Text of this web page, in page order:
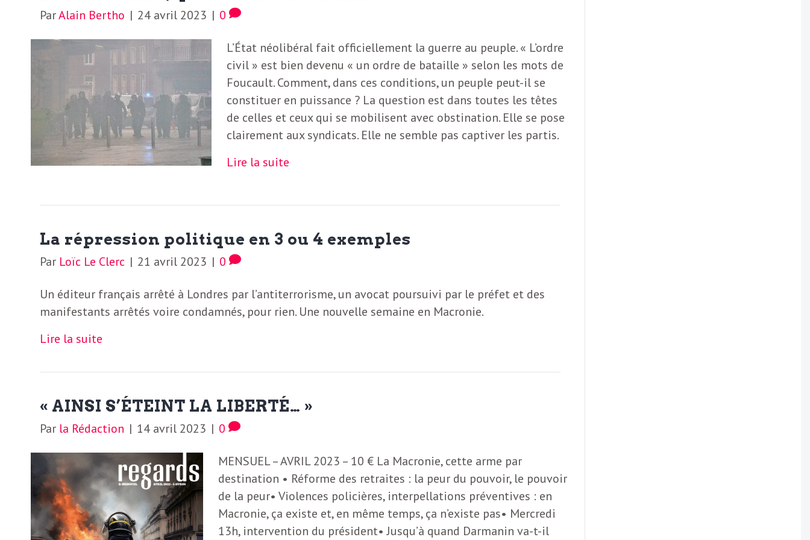
R
g
a
d
s
ParAlain Bertho | 24 avril 2023 | 0
L’État néolibéral fait officiellement la guerre au peuple. « L’ordre
civil » est bien devenu « un ordre de bataille » selon les mots de
Foucault. Comment, dans ces conditions, un peuple peut-il se
constituer en puissance ? La question est dans toutes les têtes
de celles et ceux qui se mobilisent avec obstination. Elle se pose
clairement aux syndicats. Elle ne semble pas captiver les partis.
Lire la suite
La répression politique en 3 ou 4 exemples
Par Loïc Le Clerc | 21 avril 2023 | 0
Un éditeur français arrêté à Londres par l’antiterrorisme, un avocat poursuivi par le préfet et des
manifestants arrêtés voire condamnés, pour rien. Une nouvelle semaine en Macronie.
Lire la suite
« AINSI S’ÉTEINT LA LIBERTÉ… »
Par la Rédaction | 14 avril 2023 | 0
MENSUEL – AVRIL 2023 – 10 € La Macronie, cette arme par
destination • Réforme des retraites : la peur du pouvoir, le pouvoir
de la peur• Violences policières, interpellations préventives : en
Macronie, ça existe et, en même temps, ça n’existe pas• Mercredi
13h, intervention du président• Jusqu’à quand Darmanin va-t-il